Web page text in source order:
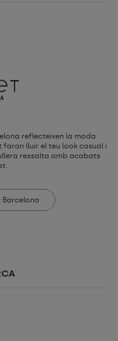
reflecteixen la moda
lluir el teu look casual i
ressalta amb acabats